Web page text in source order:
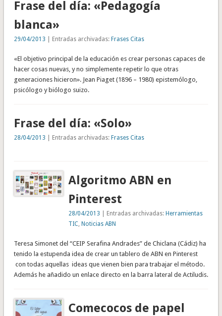
Frase del día: «Pedagogía
blanca»
29/04/2013 | Entradas archivadas: Frases Citas
«El objetivo principal de la educación es crear personas capaces de
hacer cosas nuevas, y no simplemente repetir lo que otras
generaciones hicieron». Jean Piaget (1896 – 1980) epistemólogo,
psicólogo y biólogo suizo.
Frase del día: «Solo»
28/04/2013 | Entradas archivadas: Frases Citas
Algoritmo ABN en
Pinterest
28/04/2013 | Entradas archivadas:Herramientas
TIC ,Noticias ABN
Teresa Simonet del “CEIP Serafina Andrades” de Chiclana (Cádiz) ha
tenido la estupenda idea de crear un tablero de ABN en Pinterest
con todas aquellas ideas que vienen bien para trabajar el método.
Además he añadido un enlace directo en la barra lateral de Actiludis.
Comecocos de papel